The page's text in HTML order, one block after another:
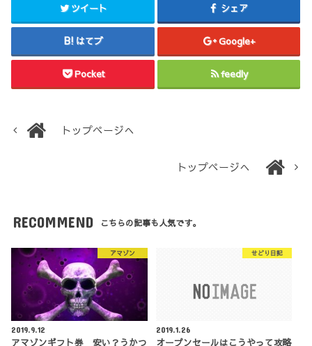
ツイート シェア
はてブ Google+
Pocket feedly
トップページへ
トップページへ
RECOMMEND こちらの記事も人気です。
アマゾン
2019.9.12
アマゾンギフト券 安い？うかつ
せどり日記
2019.1.26
オープンセールはこうやって攻略